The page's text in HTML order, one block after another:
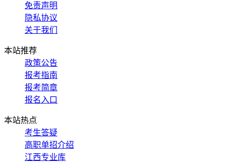
免责声明
隐私协议
关于我们
本站推荐
政策公告
报考指南
报考简章
报名入口
本站热点
考生答疑
高职单招介绍
江西专业库